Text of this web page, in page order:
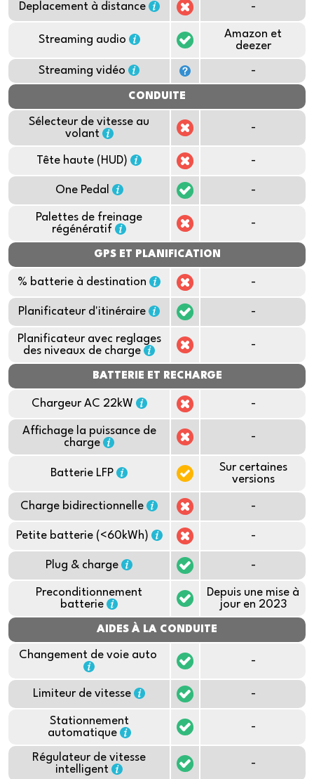
Deplacement à distance -
Streaming audio
Amazon et
deezer
Streaming vidéo -
CONDUITE
Sélecteur de vitesse au
volant
-
Tête haute (HUD) -
One Pedal -
Palettes de freinage
régénératif
-
GPS ET PLANIFICATION
% batterie à destination -
Planificateur d'itinéraire -
Planificateur avec reglages
des niveaux de charge
-
BATTERIE ET RECHARGE
Chargeur AC 22kW -
Affichage la puissance de
charge
-
Batterie LFP
Sur certaines
versions
Charge bidirectionnelle -
Petite batterie (<60kWh) -
Plug & charge -
Preconditionnement
batterie
Depuis une mise à
jour en 2023
AIDES À LA CONDUITE
Changement de voie auto -
Limiteur de vitesse -
Stationnement
automatique
-
Régulateur de vitesse
intelligent
-